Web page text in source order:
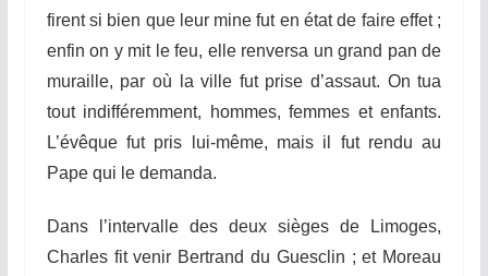
firent si bien que leur mine fut en état de faire effet ;
enfin on y mit le feu, elle renversa un grand pan de
muraille, par où la ville fut prise d’assaut. On tua
tout indifféremment, hommes, femmes et enfants.
L’évêque fut pris lui-même, mais il fut rendu au
Pape qui le demanda.
Dans l’intervalle des deux sièges de Limoges,
Charles fit venir Bertrand du Guesclin ; et Moreau